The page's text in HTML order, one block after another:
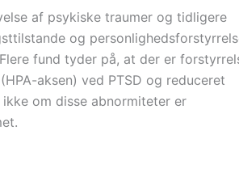
af psykiske traumer og tidligere
og
fund tyder på, at der er
aksen) ved PTSD og reduceret
om disse abnormiteter er